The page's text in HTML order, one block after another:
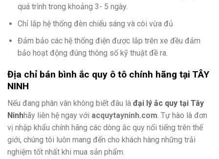
quá trình trong khoảng 3- 5 ngày.
Chỉ lắp hệ thống đèn chiếu sáng và còi vừa đủ
Đảm bảo các hệ thống điện được lắp trên xe đều đảm
bảo hoạt động đúng thông số kỹ thuật đề ra.
Địa chỉ bán bình ắc quy ô tô chính hãng tại TÂY
NINH
Nếu đang phân vân không biết đâu là đại lý ắc quy tại Tây
Ninhhãy liên hệ ngay với acquytayninh.com. Tự hào là đơn
vị nhập khẩu chính hãng các dòng ắc quy nổi tiếng trên thế
giới, chúng tôi luôn mang đến cho khách hàng những trải
nghiệm tốt nhất khi mua sản phẩm.